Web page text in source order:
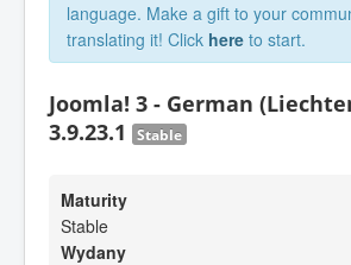
language. Make a gift to your
translating it! Click here to start.
Joomla! 3 - German
3.9.23.1
Stable
Maturity
Stable
Wydany